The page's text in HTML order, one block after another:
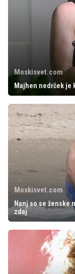
Moskisvet.com
Majhen nedrček
Moskisvet.com
Nanj so se ženske
zdaj